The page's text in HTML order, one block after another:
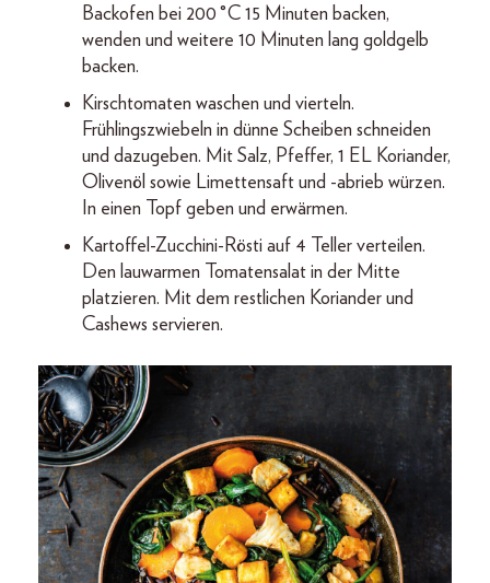
Backofen bei 200 °C 15 Minuten backen,
wenden und weitere 10 Minuten lang goldgelb
backen.
Kirschtomaten waschen und vierteln.
Frühlingszwiebeln in dünne Scheiben schneiden
und dazugeben. Mit Salz, Pfeffer, 1 EL Koriander,
Olivenöl sowie Limettensaft und -abrieb würzen.
In einen Topf geben und erwärmen.
Kartoffel-Zucchini-Rösti auf 4 Teller verteilen.
Den lauwarmen Tomatensalat in der Mitte
platzieren. Mit dem restlichen Koriander und
Cashews servieren.